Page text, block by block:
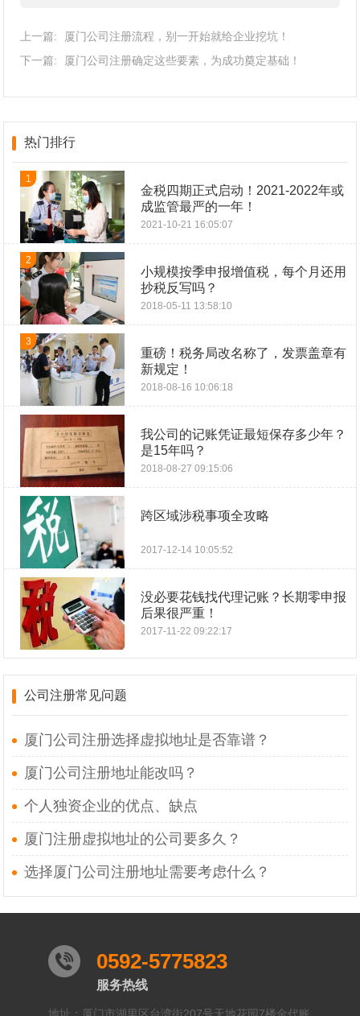
上一篇:
厦门公司注册流程，别一开始就给企业挖坑！
下一篇:
厦门公司注册确定这些要素，为成功奠定基础！
热门排行
1
金税四期正式启动！2021-2022年或
成监管最严的一年！
2021-10-21 16:05:07
2
小规模按季申报增值税，每个月还用
抄税反写吗？
2018-05-11 13:58:10
3
重磅！税务局改名称了，发票盖章有
新规定！
2018-08-16 10:06:18
我公司的记账凭证最短保存多少年？
是15年吗？
2018-08-27 09:15:06
跨区域涉税事项全攻略
2017-12-14 10:05:52
没必要花钱找代理记账？长期零申报
后果很严重！
2017-11-22 09:22:17
公司注册常见问题
厦门公司注册选择虚拟地址是否靠谱？
厦门公司注册地址能改吗？
个人独资企业的优点、缺点
厦门注册虚拟地址的公司要多久？
选择厦门公司注册地址需要考虑什么？
0592-5775823
服务热线